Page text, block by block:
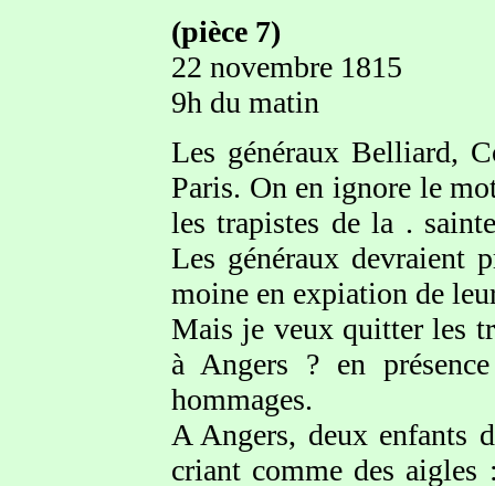
(pièce 7)
22 novembre 1815
9h du matin
Les généraux Belliard,
Paris. On en ignore le
les trapistes de la .
Les généraux devraient
moine en expiation de
Mais je veux quitter les
à Angers ? en
hommages.
A Angers, deux enfants
criant comme des